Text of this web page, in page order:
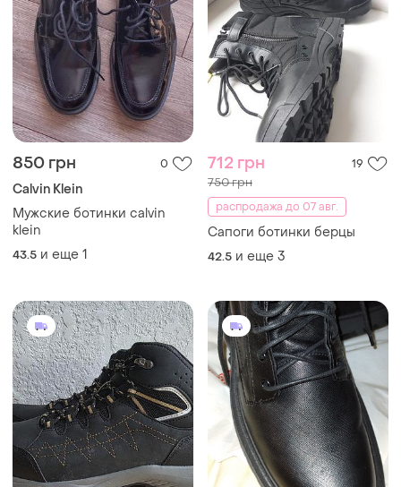
850 грн 0
Calvin Klein
Мужские ботинки calvin
klein
43.5 и еще 1
712 грн 19
750 грн
распродажа до 07 авг.
Сапоги ботинки берцы
42.5 и еще 3